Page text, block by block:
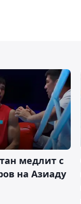
медлит с
на Азиаду